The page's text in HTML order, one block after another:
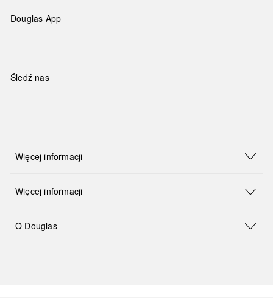
Douglas App
Śledź nas
Więcej informacji
Więcej informacji
O Douglas